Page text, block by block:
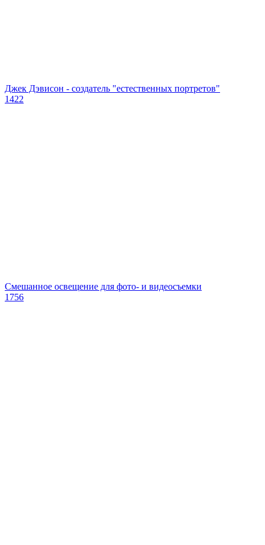
Джек Дэвисон - создатель "естественных портретов"
1422
Смешанное освещение для фото- и видеосъемки
1756